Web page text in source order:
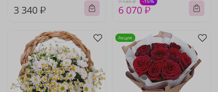
3 340 ₽
7 140 ₽
6 070 ₽
Акция